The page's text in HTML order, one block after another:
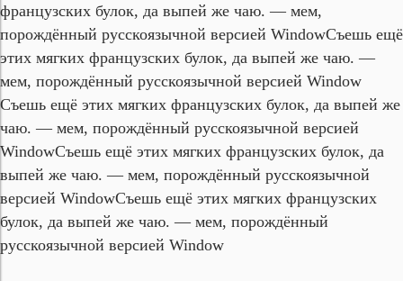
французских булок, да выпей же чаю. — мем,
порождённый русскоязычной версией WindowСъешь ещё
этих мягких французских булок, да выпей же чаю. —
мем, порождённый русскоязычной версией Window
Съешь ещё этих мягких французских булок, да выпей же
чаю. — мем, порождённый русскоязычной версией
WindowСъешь ещё этих мягких французских булок, да
выпей же чаю. — мем, порождённый русскоязычной
версией WindowСъешь ещё этих мягких французских
булок, да выпей же чаю. — мем, порождённый
русскоязычной версией Window